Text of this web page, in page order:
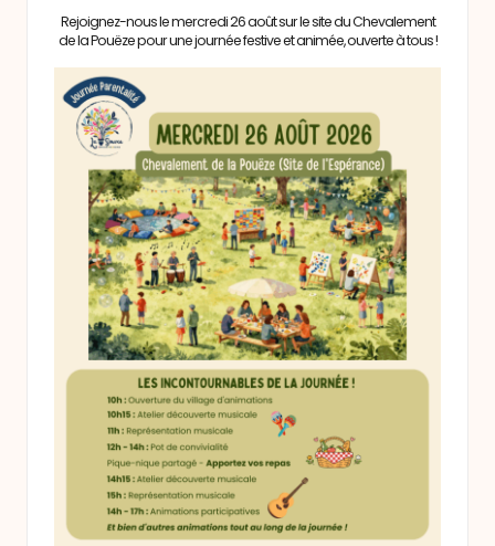
Rejoignez-nous le mercredi 26 août sur le site du Chevalement
de la Pouëze pour une journée festive et animée, ouverte à tous !